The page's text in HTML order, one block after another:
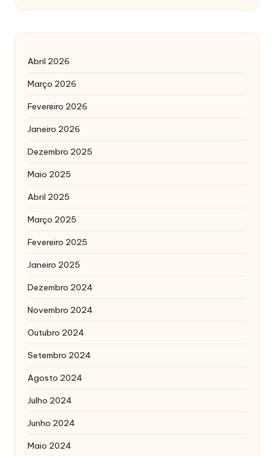
Abril 2026
Março 2026
Fevereiro 2026
Janeiro 2026
Dezembro 2025
Maio 2025
Abril 2025
Março 2025
Fevereiro 2025
Janeiro 2025
Dezembro 2024
Novembro 2024
Outubro 2024
Setembro 2024
Agosto 2024
Julho 2024
Junho 2024
Maio 2024